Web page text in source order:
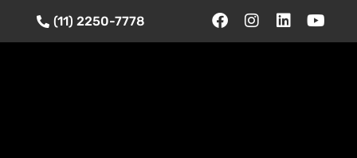
(11) 2250-7778